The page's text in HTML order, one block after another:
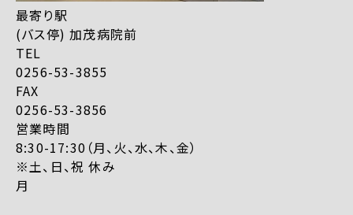
最寄り駅
(バス停) 加茂病院前
TEL
0256-53-3855
FAX
0256-53-3856
営業時間
8:30-17:30（月、火、水、木、金）
※土、日、祝 休み
月